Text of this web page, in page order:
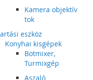
Kamera objektív
tok
eszköz
Konyhai kisgépek
Botmixer,
Turmixgép
Aszaló